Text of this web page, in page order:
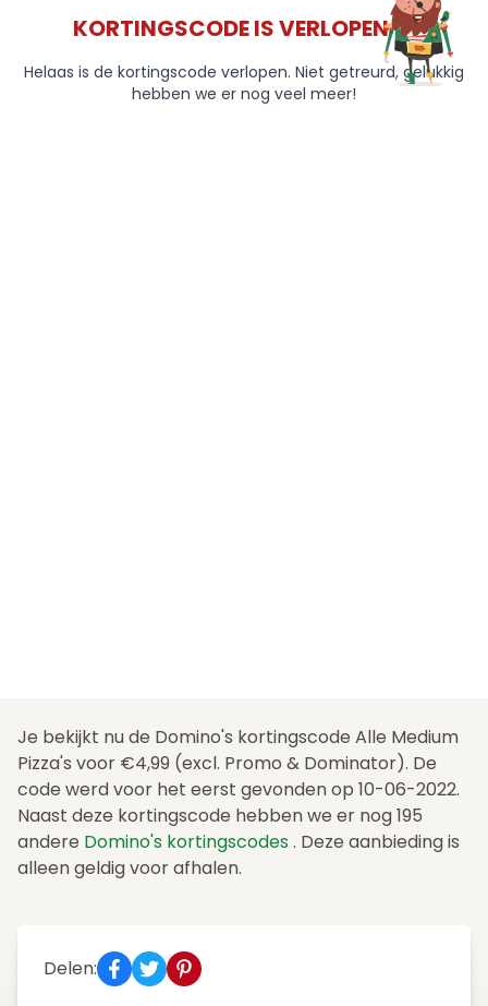
KORTINGSCODE IS VERLOPEN 😞
Helaas is de kortingscode verlopen. Niet getreurd, gelukkig
hebben we er nog veel meer!
Je bekijkt nu de Domino's kortingscode Alle Medium
Pizza's voor €4,99 (excl. Promo & Dominator). De
code werd voor het eerst gevonden op 10-06-2022.
Naast deze kortingscode hebben we er nog 195
andere Domino's kortingscodes . Deze aanbieding is
alleen geldig voor afhalen.
Delen: